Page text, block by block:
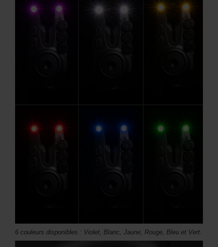
6 couleurs disponibles : Violet, Blanc, Jaune, Rouge, Bleu et Vert.